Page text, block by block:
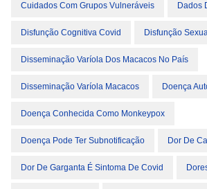
Cuidados Com Grupos Vulneráveis Dados
Disfunção Cognitiva Covid Disfunção
Disseminação Varíola Dos Macacos No País
Disseminação Varíola Macacos Doença
Doença Conhecida Como Monkeypox
Doença Pode Ter Subnotificação Dor De
Dor De Garganta É Sintoma De Covid